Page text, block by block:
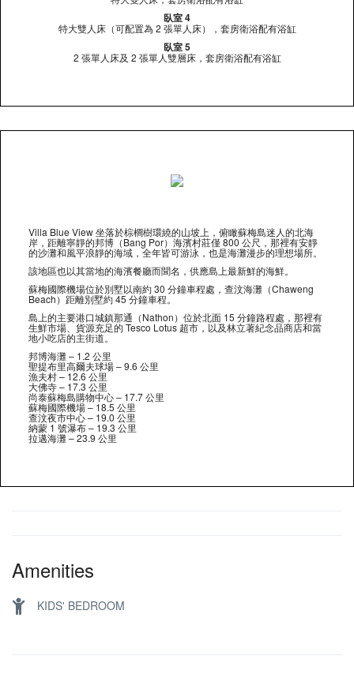
臥室 4
特大雙人床（可配置為 2 張單人床），套房衛浴配有浴缸
臥室 5
2 張單人床及 2 張單人雙層床，套房衛浴配有浴缸
Villa Blue View 坐落於棕櫚樹環繞的山坡上，俯瞰蘇梅島迷人的北海
岸，距離寧靜的邦博（Bang Por）海濱村莊僅 800 公尺，那裡有安靜
的沙灘和風平浪靜的海域，全年皆可游泳，也是海灘漫步的理想場所。
該地區也以其當地的海濱餐廳而聞名，供應島上最新鮮的海鮮。
蘇梅國際機場位於別墅以南約 30 分鐘車程處，查汶海灘（Chaweng
Beach）距離別墅約 45 分鐘車程。
島上的主要港口城鎮那通（Nathon）位於北面 15 分鐘路程處，那裡有
生鮮市場、貨源充足的 Tesco Lotus 超市，以及林立著紀念品商店和當
地小吃店的主街道。
邦博海灘 – 1.2 公里
聖提布里高爾夫球場 – 9.6 公里
漁夫村 – 12.6 公里
大佛寺 – 17.3 公里
尚泰蘇梅島購物中心 – 17.7 公里
蘇梅國際機場 – 18.5 公里
查汶夜市中心 – 19.0 公里
納蒙 1 號瀑布 – 19.3 公里
拉邁海灘 – 23.9 公里
Amenities
KIDS' BEDROOM